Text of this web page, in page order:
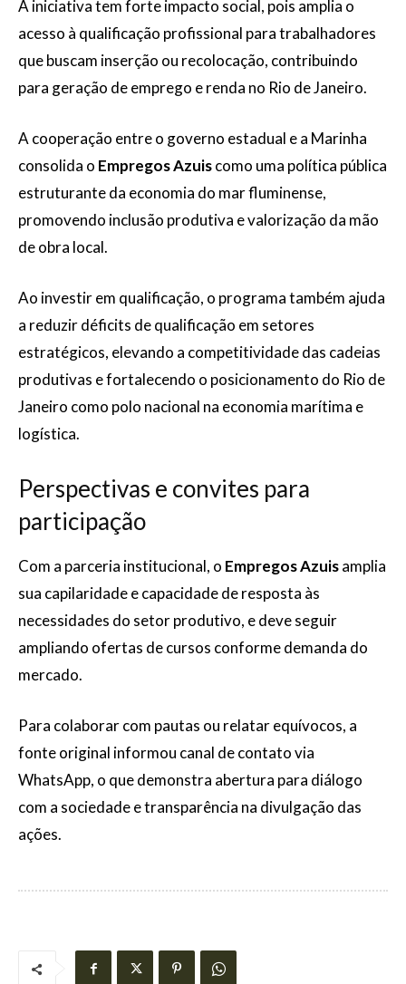
A iniciativa tem forte impacto social, pois amplia o
acesso à qualificação profissional para trabalhadores
que buscam inserção ou recolocação, contribuindo
para geração de emprego e renda no Rio de Janeiro.
A cooperação entre o governo estadual e a Marinha
consolida o Empregos Azuiscomo uma política pública
estruturante da economia do mar fluminense,
promovendo inclusão produtiva e valorização da mão
de obra local.
Ao investir em qualificação, o programa também ajuda
a reduzir déficits de qualificação em setores
estratégicos, elevando a competitividade das cadeias
produtivas e fortalecendo o posicionamento do Rio de
Janeiro como polo nacional na economia marítima e
logística.
Perspectivas e convites para
participação
Com a parceria institucional, o Empregos Azuisamplia
sua capilaridade e capacidade de resposta às
necessidades do setor produtivo, e deve seguir
ampliando ofertas de cursos conforme demanda do
mercado.
Para colaborar com pautas ou relatar equívocos, a
fonte original informou canal de contato via
WhatsApp, o que demonstra abertura para diálogo
com a sociedade e transparência na divulgação das
ações.